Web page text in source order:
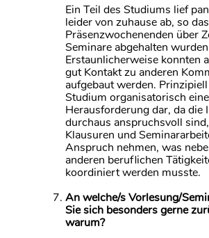
Ein Teil des Studiums lief
leider von zuhause ab, so
Präsenzwochenenden über
Seminare abgehalten
Erstaunlicherweise konnten
gut Kontakt zu anderen
aufgebaut werden.
Studium organisatorisch eine
Herausforderung dar, da die
durchaus anspruchsvoll
Klausuren und
Anspruch nehmen, was
anderen beruflichen
koordiniert werden musste.
An welche/s Vorlesung/
Sie sich besonders gerne
warum?